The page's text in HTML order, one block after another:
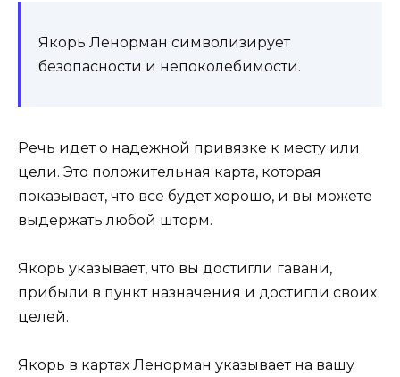
Якорь Ленорман символизирует
безопасности и непоколебимости.
Речь идет о надежной привязке к месту или
цели. Это положительная карта, которая
показывает, что все будет хорошо, и вы можете
выдержать любой шторм.
Якорь указывает, что вы достигли гавани,
прибыли в пункт назначения и достигли своих
целей.
Якорь в картах Ленорман указывает на вашу